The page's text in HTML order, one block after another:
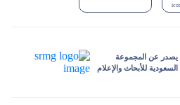
يصدر عن المجموعة
السعودية للأبحاث والإعلام